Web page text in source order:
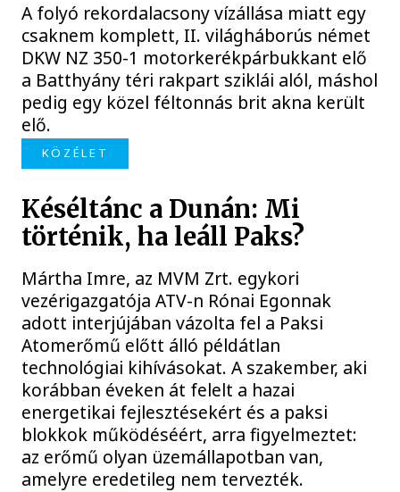
A folyó rekordalacsony vízállása miatt egy
csaknem komplett, II. világháborús német
DKW NZ 350-1 motorkerékpárbukkant elő
a Batthyány téri rakpart sziklái alól, máshol
pedig egy közel féltonnás brit akna került
elő.
KÖZÉLET
Késéltánc a Dunán: Mi
történik, ha leáll Paks?
Mártha Imre, az MVM Zrt. egykori
vezérigazgatója ATV-n Rónai Egonnak
adott interjújában vázolta fel a Paksi
Atomerőmű előtt álló példátlan
technológiai kihívásokat. A szakember, aki
korábban éveken át felelt a hazai
energetikai fejlesztésekért és a paksi
blokkok működéséért, arra figyelmeztet:
az erőmű olyan üzemállapotban van,
amelyre eredetileg nem tervezték.